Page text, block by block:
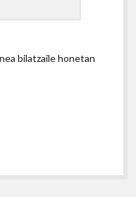
bilatzaile honetan